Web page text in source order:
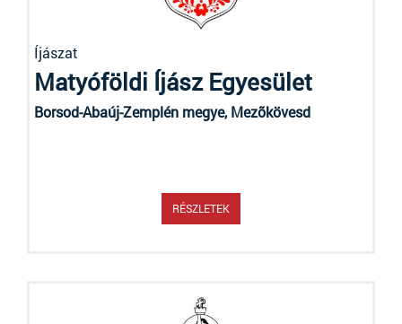
Íjászat
Matyóföldi Íjász Egyesület
Borsod-Abaúj-Zemplén megye, Mezõkövesd
RÉSZLETEK